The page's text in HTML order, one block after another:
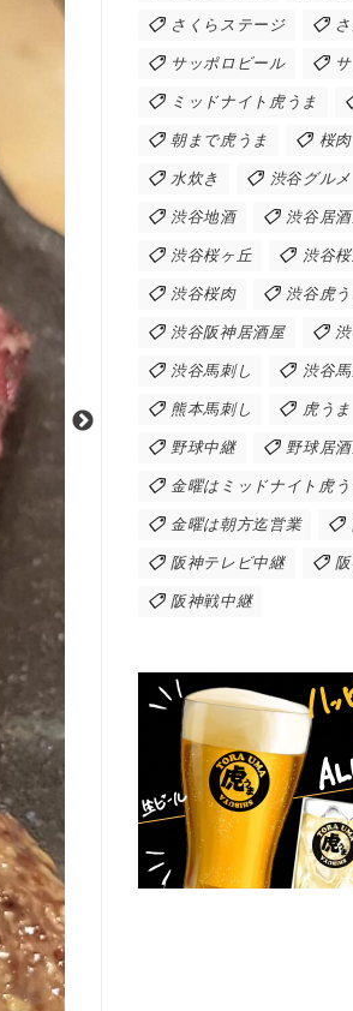
さくらステージ
サッポロビール
ミッドナイト虎うま
朝まで虎うま 桜肉
水炊き 渋谷グルメ
渋谷地酒 渋谷居
渋谷桜ヶ丘 渋谷
渋谷桜肉 渋谷虎
渋谷阪神居酒屋
渋谷馬刺し 渋谷
熊本馬刺し 虎うま
野球中継 野球居
金曜はミッドナイト虎う
金曜は朝方迄営業
阪神テレビ中継
阪神戦中継